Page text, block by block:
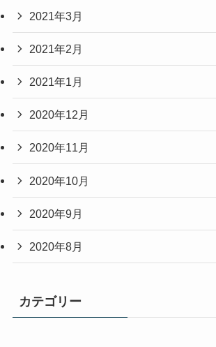
2021年3月
2021年2月
2021年1月
2020年12月
2020年11月
2020年10月
2020年9月
2020年8月
カテゴリー